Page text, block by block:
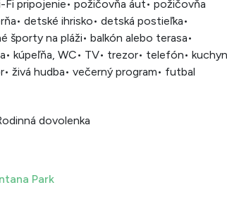
Fi pripojenie• požičovňa áut• požičovňa
• detské ihrisko• detská postieľka•
športy na pláži• balkón alebo terasa•
• kúpeľňa, WC• TV• trezor• telefón•
• živá hudba• večerný program• futbal
dovolenka
Park